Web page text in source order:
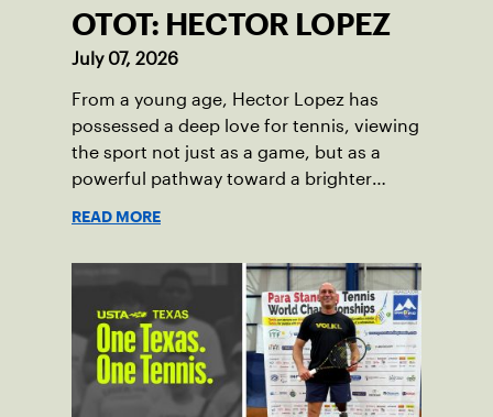
OTOT: HECTOR LOPEZ
July 07, 2026
From a young age, Hector Lopez has
possessed a deep love for tennis, viewing
the sport not just as a game, but as a
powerful pathway toward a brighter
READ MORE